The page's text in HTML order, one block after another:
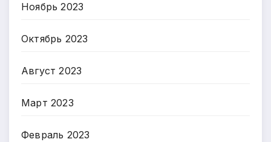
Ноябрь 2023
Октябрь 2023
Август 2023
Март 2023
Февраль 2023